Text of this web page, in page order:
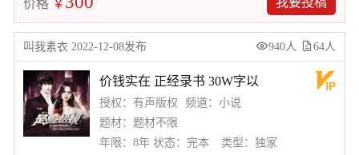
价格 ￥
叫我素衣 2022-12-08发布 940人 64人
价钱实在 正经录书 30W字以
授权：有声版权
频道：小说
题材：题材不限
年限：8年 状态：完本 类型：独家